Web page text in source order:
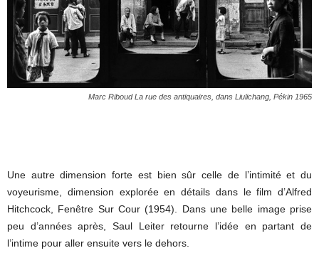
Marc Riboud La rue des antiquaires, dans Liulichang, Pékin 1965
Une autre dimension forte est bien sûr celle de l’intimité et du
voyeurisme, dimension explorée en détails dans le film d’Alfred
Hitchcock, Fenêtre Sur Cour (1954). Dans une belle image prise
peu d’années après, Saul Leiter retourne l’idée en partant de
l’intime pour aller ensuite vers le dehors.